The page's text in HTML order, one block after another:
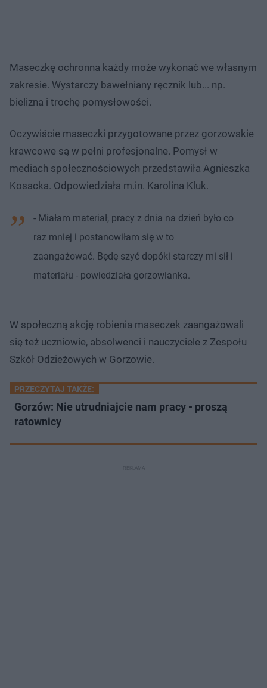
Maseczkę ochronna każdy może wykonać we własnym
zakresie. Wystarczy bawełniany ręcznik lub... np.
bielizna i trochę pomysłowości.
Oczywiście maseczki przygotowane przez gorzowskie
krawcowe są w pełni profesjonalne. Pomysł w
mediach społecznościowych przedstawiła Agnieszka
Kosacka. Odpowiedziała m.in. Karolina Kluk.
- Miałam materiał, pracy z dnia na dzień było co
raz mniej i postanowiłam się w to
zaangażować. Będę szyć dopóki starczy mi sił i
materiału - powiedziała gorzowianka.
W społeczną akcję robienia maseczek zaangażowali
się też uczniowie, absolwenci i nauczyciele z Zespołu
Szkół Odzieżowych w Gorzowie.
PRZECZYTAJ TAKŻE:
Gorzów: Nie utrudniajcie nam pracy - proszą
ratownicy